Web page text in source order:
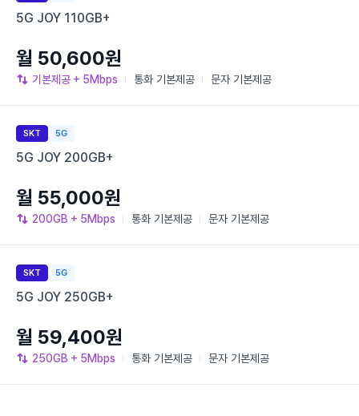
5G JOY 110GB+
기본제공 + 5Mbps 통화 기본제공 문자 기본제공
월 50,600원
SKT 5G
5G JOY 200GB+
200GB + 5Mbps 통화 기본제공 문자 기본제공
월 55,000원
SKT 5G
5G JOY 250GB+
250GB + 5Mbps 통화 기본제공 문자 기본제공
월 59,400원